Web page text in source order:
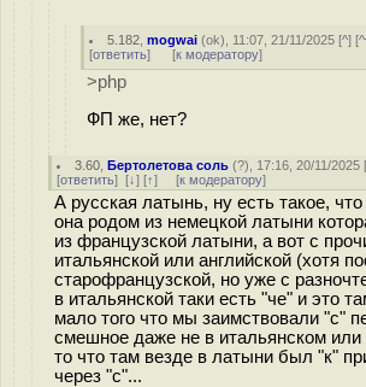
5.182 ,mogwai (ok), 11:07, 21/11/2025 [^] [
[ответить] [к модератору]
>php
ФП же, нет?
3.60 ,Бертолетова соль (?), 17:16, 20/11/2025
[ответить] [↓] [↑] [к модератору]
А русская латынь, ну есть такое, что
она родом из немецкой латыни
из французской латыни, а вот с
итальянской или английской (хотя
старофранцузской, но уже с
в итальянской таки есть "че" и это
мало того что мы заимствовали "с"
смешное даже не в итальянском
то что там везде в латыни был "к"
через "с"...